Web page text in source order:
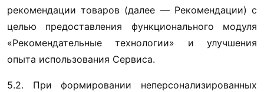
рекомендации товаров (далее — Рекомендации) с
целью предоставления функционального модуля
«Рекомендательные технологии» и улучшения
опыта использования Сервиса.
5.2. При формировании неперсонализированных